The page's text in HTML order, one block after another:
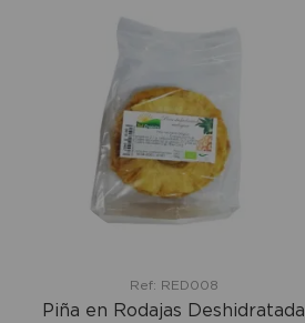
Ref: RED008
Piña en Rodajas Deshidratada